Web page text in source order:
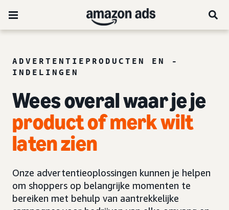
ADVERTENTIEPRODUCTEN EN -
INDELINGEN
Wees overal waar je je
product of merk wilt
laten zien
Onze advertentieoplossingen kunnen je helpen
om shoppers op belangrijke momenten te
bereiken met behulp van aantrekkelijke